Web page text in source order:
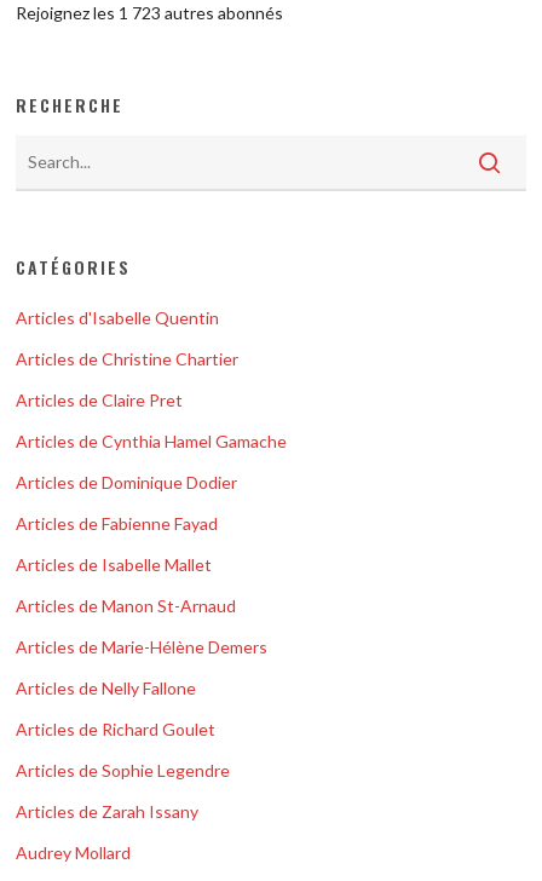
Rejoignez les 1 723 autres abonnés
RECHERCHE
CATÉGORIES
Articles d'Isabelle Quentin
Articles de Christine Chartier
Articles de Claire Pret
Articles de Cynthia Hamel Gamache
Articles de Dominique Dodier
Articles de Fabienne Fayad
Articles de Isabelle Mallet
Articles de Manon St-Arnaud
Articles de Marie-Hélène Demers
Articles de Nelly Fallone
Articles de Richard Goulet
Articles de Sophie Legendre
Articles de Zarah Issany
Audrey Mollard